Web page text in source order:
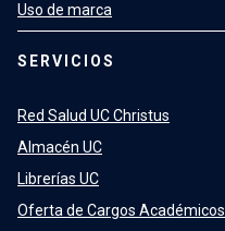
Uso de marca
SERVICIOS
Red Salud UC Christus
Almacén UC
Librerías UC
Oferta de Cargos Académicos